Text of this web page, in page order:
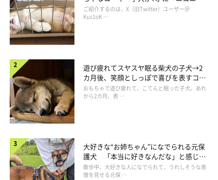
おこめちゃんは今までこうした行動をしたことがなかったため、
飼い主さんは「びっくりしましたし、本当にいつできるようにな
ったのか不思議でした」
コ“コーギースマイル”が魅力のコに成
長！
ご紹介するのは、X（旧Twitter）ユーザー＠
Kus1oK …
遊び疲れてスヤスヤ眠る柴犬の子犬→2
カ月後、笑顔としっぽで喜びを表すコに
成長！
おもちゃで遊び疲れて、こてんと眠った子犬。あれ
から2カ月、表 …
大好きな“お姉ちゃん”になでられる元保
護犬 「本当に好きなんだな」と感じる
表情にほっこり
散歩中、大好きな人になでられて、うれしそうな表
情を見せる元保 …